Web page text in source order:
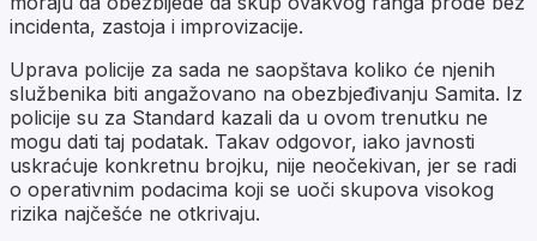
incidenta, zastoja i improvizacije.
Uprava policije za sada ne saopštava koliko će njenih
službenika biti angažovano na obezbjeđivanju Samita. Iz
policije su za Standard kazali da u ovom trenutku ne
mogu dati taj podatak. Takav odgovor, iako javnosti
uskraćuje konkretnu brojku, nije neočekivan, jer se radi
o operativnim podacima koji se uoči skupova visokog
rizika najčešće ne otkrivaju.